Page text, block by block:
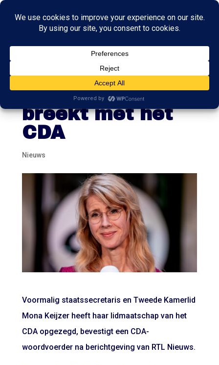
Partijprominent
Mona Keijzer
breekt met het
CDA
Nieuws
Voormalig staatssecretaris en Tweede Kamerlid
Mona Keijzer heeft haar lidmaatschap van het
CDA opgezegd, bevestigt een CDA-
woordvoerder na berichtgeving van RTL Nieuws.